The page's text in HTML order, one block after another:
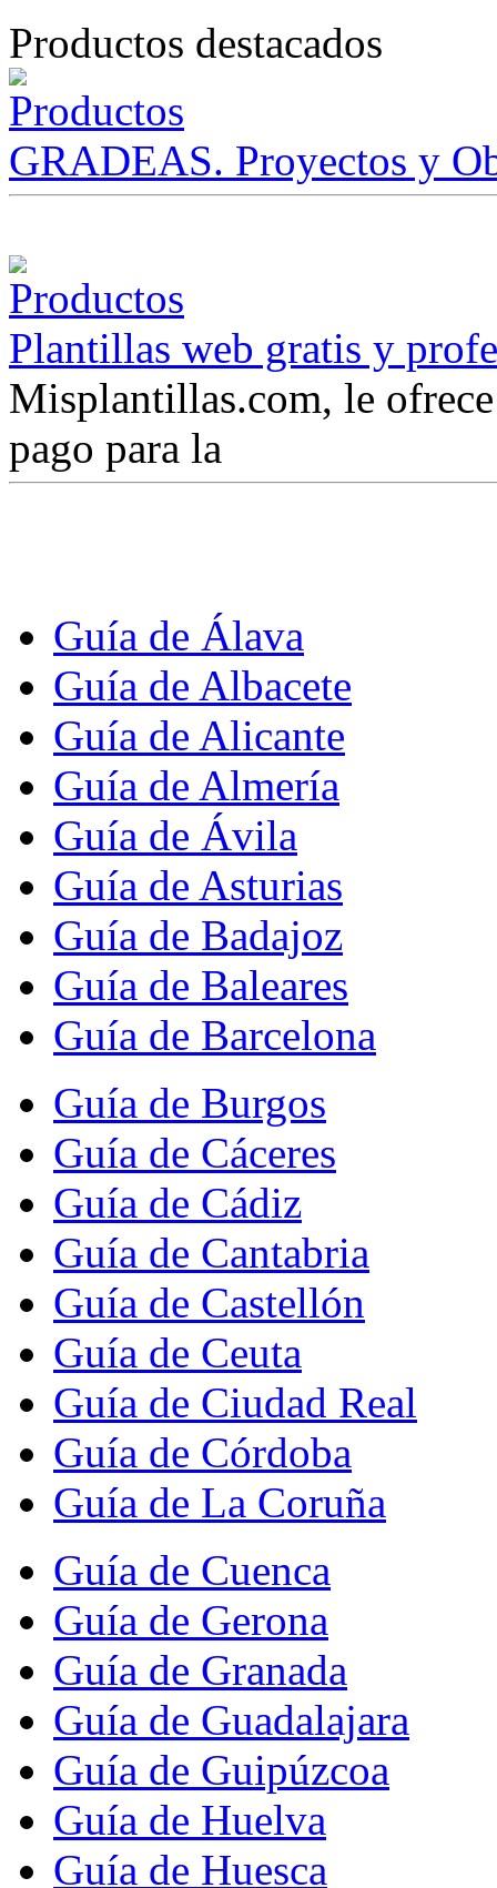
Productos destacados
GRADEAS. Proyectos y
Plantillas web gratis y
Misplantillas.com, le
pago para la
Guía de Álava
Guía de Albacete
Guía de Alicante
Guía de Almería
Guía de Ávila
Guía de Asturias
Guía de Badajoz
Guía de Baleares
Guía de Barcelona
Guía de Burgos
Guía de Cáceres
Guía de Cádiz
Guía de Cantabria
Guía de Castellón
Guía de Ceuta
Guía de Ciudad Real
Guía de Córdoba
Guía de La Coruña
Guía de Cuenca
Guía de Gerona
Guía de Granada
Guía de Guadalajara
Guía de Guipúzcoa
Guía de Huelva
Guía de Huesca